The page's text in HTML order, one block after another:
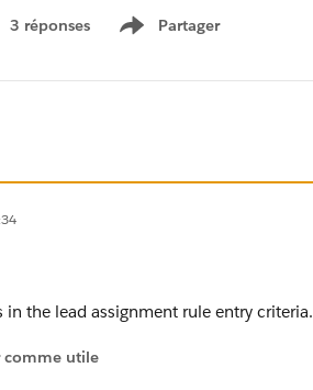
3 réponses Partager
Show menu
in the lead assignment rule entry criteria.
comme utile